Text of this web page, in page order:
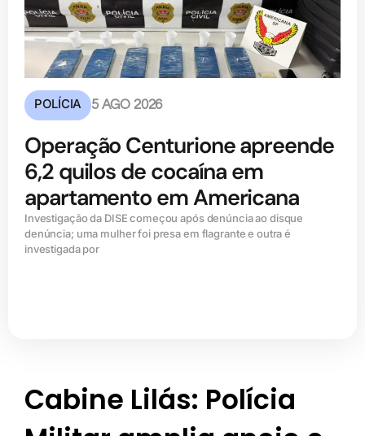
POLÍCIA 5 AGO 2026
Operação Centurione apreende
6,2 quilos de cocaína em
apartamento em Americana
Investigação da DISE começou após denúncia ao disque
denúncia; uma mulher foi presa em flagrante e outra é
investigada por
Cabine Lilás: Polícia